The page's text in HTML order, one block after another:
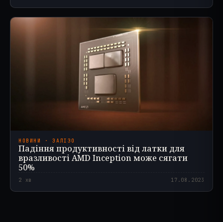
НОВИНИ · ЗАЛІЗО
Падіння продуктивності від латки для
вразливості AMD Inception може сягати
50%
2 хв 17.08.2023